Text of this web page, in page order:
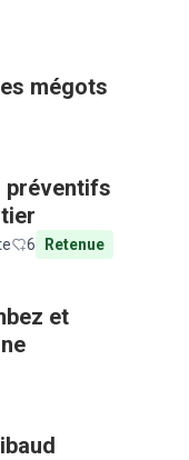
mégots
préventifs
6 Retenue
et